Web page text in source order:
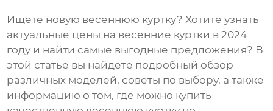
Ищете новую весеннюю куртку? Хотите узнать
актуальные цены на весенние куртки в 2024
году и найти самые выгодные предложения? В
этой статье вы найдете подробный обзор
различных моделей, советы по выбору, а также
информацию о том, где можно купить